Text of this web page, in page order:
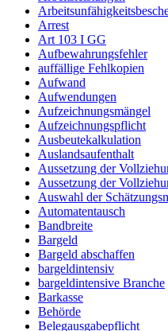
Arrest
Art 103 I GG
Aufbewahrungsfehler
auffällige Fehlkopien
Aufwand
Aufwendungen
Aufzeichnungsmängel
Aufzeichnungspflicht
Ausbeutekalkulation
Auslandsaufenthalt
Aussetzung der
Aussetzung der
Auswahl der
Automatentausch
Bandbreite
Bargeld
Bargeld abschaffen
bargeldintensiv
bargeldintensive Branche
Barkasse
Behörde
Belegausgabepflicht